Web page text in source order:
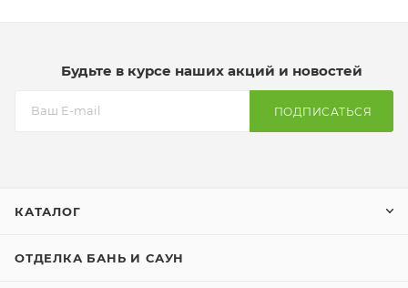
Будьте в курсе наших акций и новостей
ПОДПИСАТЬСЯ
КАТАЛОГ
ОТДЕЛКА БАНЬ И САУН